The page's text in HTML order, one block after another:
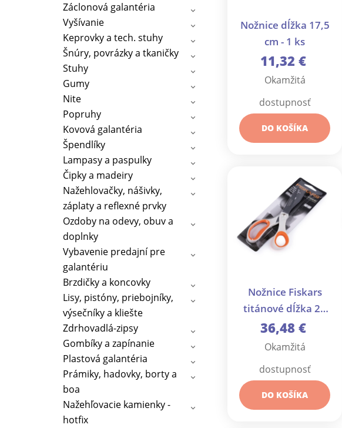
Záclonová galantéria
Vyšívanie
Keprovky a tech. stuhy
Šnúry, povrázky a tkaničky
Stuhy
Gumy
Nite
Popruhy
Kovová galantéria
Špendlíky
Lampasy a paspulky
Čipky a madeiry
Nažehlovačky, nášivky,
záplaty a reflexné prvky
Ozdoby na odevy, obuv a
doplnky
Vybavenie predajní pre
galantériu
Brzdičky a koncovky
Lisy, pistóny, priebojníky,
výsečníky a kliešte
Zdrhovadlá-zipsy
Gombíky a zapínanie
Plastová galantéria
Prámiky, hadovky, borty a
boa
Nažehľovacie kamienky -
hotfix
Nožnice dĺžka 17,5
cm - 1 ks
11,32 €
Okamžitá
dostupnosť
DO KOŠÍKA
Nožnice Fiskars
titánové dĺžka 21
cm - 1 ks
36,48 €
Okamžitá
dostupnosť
DO KOŠÍKA